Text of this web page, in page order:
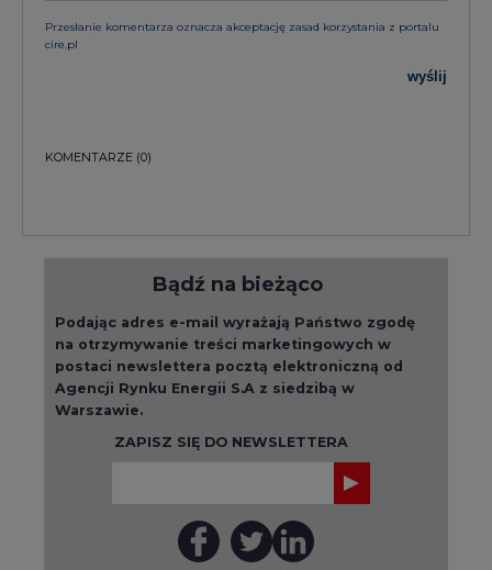
postaci newslettera pocztą elektroniczną od
Agencji Rynku Energii S.A z siedzibą w
przez nas Państwa danych osobowych, w tym
informacje o przysługujących Państwu
prawach, znajduje się w polityce prywatności.
Raporty branżowe